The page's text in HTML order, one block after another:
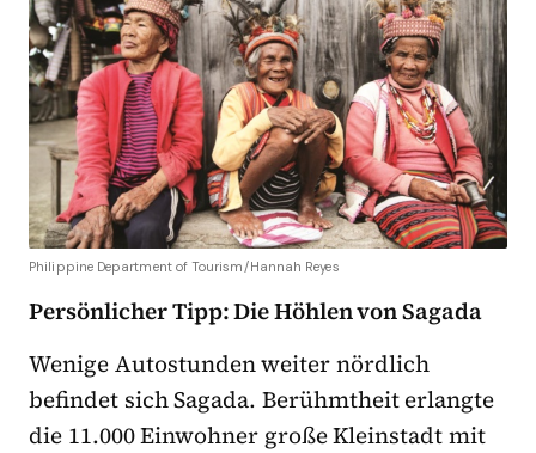
Philippine Department of Tourism/Hannah Reyes
Persönlicher Tipp: Die Höhlen von Sagada
Wenige Autostunden weiter nördlich
befindet sich Sagada. Berühmtheit erlangte
die 11.000 Einwohner große Kleinstadt mit